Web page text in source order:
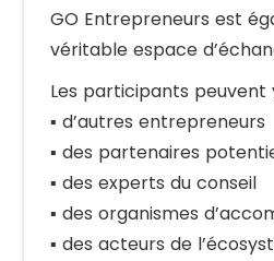
GO Entrepreneurs est
véritable espace
Les participants
▪️ d’autres entrepreneurs
▪️ des partenaires
▪️ des experts du conseil
▪️ des organismes
▪️ des acteurs de